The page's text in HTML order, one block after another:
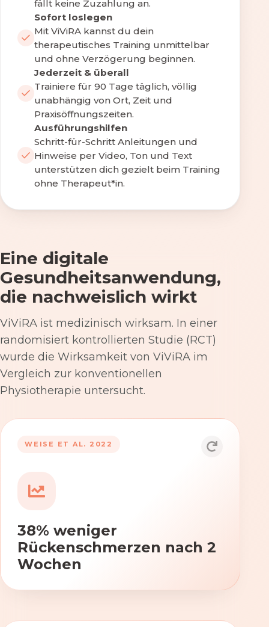
fällt keine Zuzahlung an.
Sofort loslegen
Mit ViViRA kannst du dein
therapeutisches Training unmittelbar
und ohne Verzögerung beginnen.
Jederzeit & überall
Trainiere für 90 Tage täglich, völlig
unabhängig von Ort, Zeit und
Praxisöffnungszeiten.
Ausführungshilfen
Schritt-für-Schritt Anleitungen und
Hinweise per Video, Ton und Text
unterstützen dich gezielt beim Training
ohne Therapeut*in.
Eine digitale
Gesundheitsanwendung,
die nachweislich wirkt
ViViRA ist medizinisch wirksam. In einer
randomisiert kontrollierten Studie (RCT)
wurde die Wirksamkeit von ViViRA im
Vergleich zur konventionellen
Physiotherapie untersucht.
WEISE ET AL. 2022
38% weniger
Rückenschmerzen nach 2
Wochen
53% nach 12 Wochen